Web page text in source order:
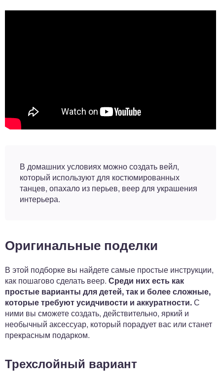
В домашних условиях можно создать вейл,
который используют для костюмированных
танцев, опахало из перьев, веер для украшения
интерьера.
Оригинальные поделки
В этой подборке вы найдете самые простые инструкции,
как пошагово сделать веер. Среди них есть как
простые варианты для детей, так и более сложные,
которые требуют усидчивости и аккуратности.С
ними вы сможете создать, действительно, яркий и
необычный аксессуар, который порадует вас или станет
прекрасным подарком.
Трехслойный вариант